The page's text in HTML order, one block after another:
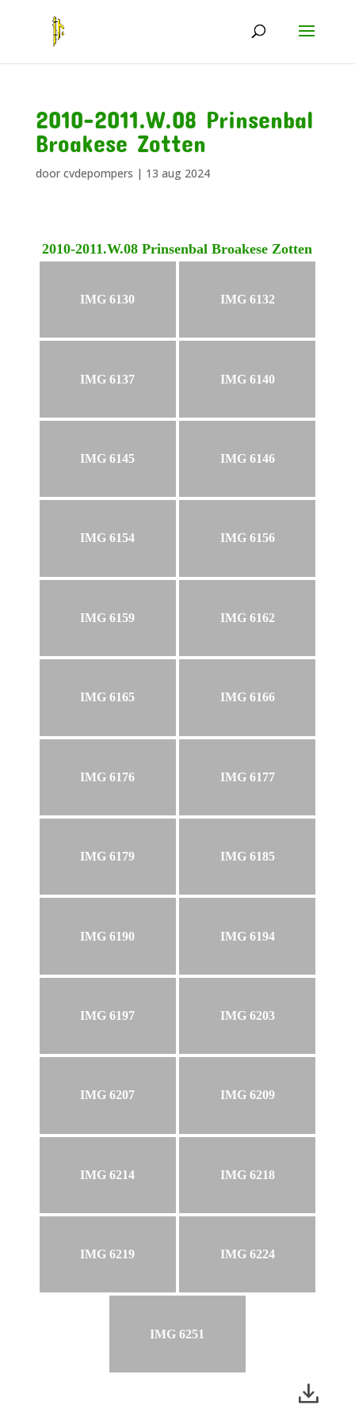
2010-2011.W.08 Prinsenbal
Broakese Zotten
door cvdepompers | 13 aug 2024
2010-2011.W.08 Prinsenbal Broakese Zotten
IMG 6130 IMG 6132
IMG 6137 IMG 6140
IMG 6145 IMG 6146
IMG 6154 IMG 6156
IMG 6159 IMG 6162
IMG 6165 IMG 6166
IMG 6176 IMG 6177
IMG 6179 IMG 6185
IMG 6190 IMG 6194
IMG 6197 IMG 6203
IMG 6207 IMG 6209
IMG 6214 IMG 6218
IMG 6219 IMG 6224
IMG 6251